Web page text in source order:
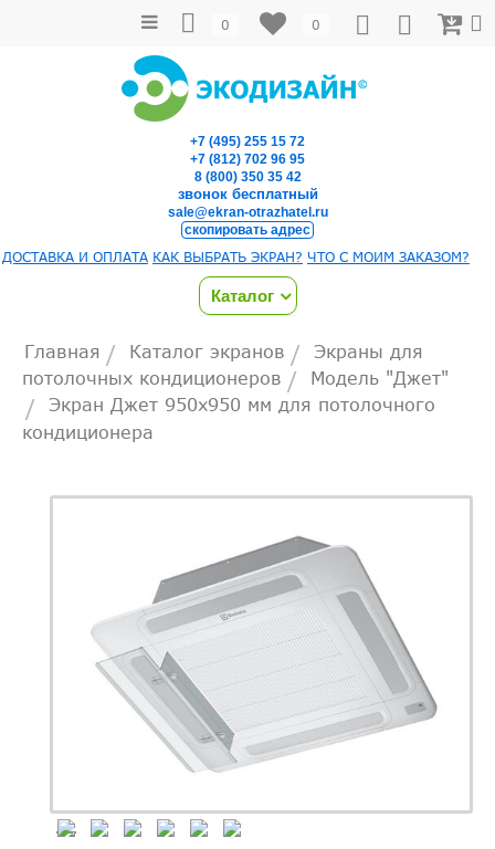
0
0
+7 (495) 255 15 72
+7 (812) 702 96 95
8 (800) 350 35 42
звонок бесплатный
sale@ekran-otrazhatel.ru
скопировать адрес
ДОСТАВКА И ОПЛАТА КАК ВЫБРАТЬ ЭКРАН? ЧТО С МОИМ ЗАКАЗОМ?
Каталог
Главная / Каталог экранов /
Экраны для
потолочных кондиционеров / Модель "Джет"
/
Экран Джет 950х950 мм для потолочного
кондиционера